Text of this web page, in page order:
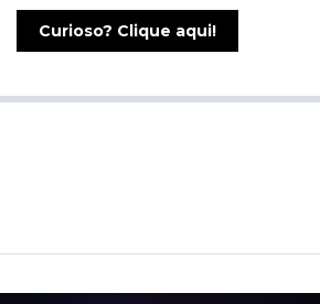
Curioso? Clique aqui!